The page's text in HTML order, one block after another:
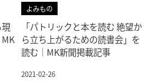
よみもの
「パトリックと本を読む 絶望か
ら立ち上がるための読書会」を
読む｜MK新聞掲載記事
2021-02-26